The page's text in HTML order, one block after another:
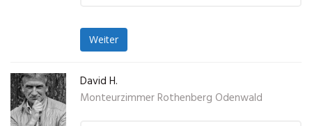
Weiter
David H.
Monteurzimmer Rothenberg Odenwald